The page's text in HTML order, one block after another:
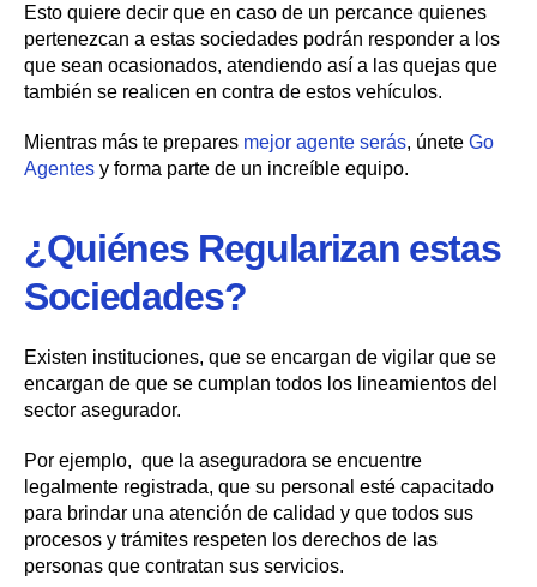
Esto quiere decir que en caso de un percance quienes
pertenezcan a estas sociedades podrán responder a los
que sean ocasionados, atendiendo así a las quejas que
también se realicen en contra de estos vehículos.
Mientras más te prepares mejor agente serás, únete Go
Agentes y forma parte de un increíble equipo.
¿Quiénes Regularizan estas
Sociedades?
Existen instituciones, que se encargan de vigilar que se
encargan de que se cumplan todos los lineamientos del
sector asegurador.
Por ejemplo, que la aseguradora se encuentre
legalmente registrada, que su personal esté capacitado
para brindar una atención de calidad y que todos sus
procesos y trámites respeten los derechos de las
personas que contratan sus servicios.